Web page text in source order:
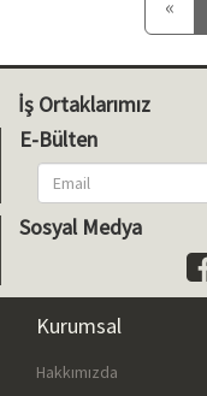
«
İş Ortaklarımız
E-Bülten
Sosyal Medya
Kurumsal
Hakkımızda